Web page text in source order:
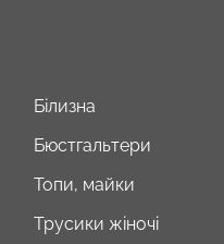
Білизна
Бюстгальтери
Топи, майки
Трусики жіночі